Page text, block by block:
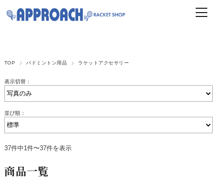
TOP バドミントン用品 ラケットアクセサリー
表示切替：
並び順：
37件中1件〜37件を表示
商品一覧